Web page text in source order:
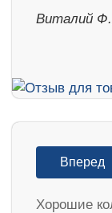
Виталий
Вперед
Хорошие